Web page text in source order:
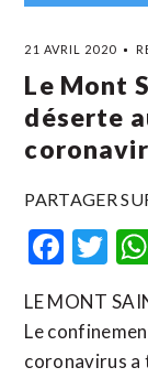
21 AVRIL 2020
Le Mont
déserte
PARTAGER
LE MONT
Le
coronavirus a